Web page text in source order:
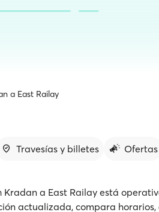
a East Railay
Travesías y billetes Ofertas
Kradan a East Railay está
actualizada, compara horarios,